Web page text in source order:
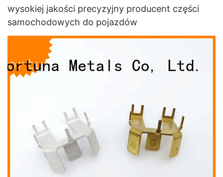
wysokiej jakości precyzyjny producent części
samochodowych do pojazdów